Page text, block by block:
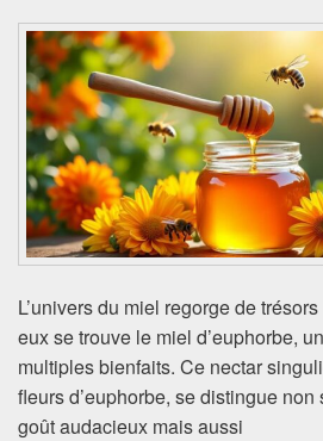
L’univers du miel regorge de
eux se trouve le miel d’euphorbe,
multiples bienfaits. Ce nectar
fleurs d’euphorbe, se distingue
goût audacieux mais aussi